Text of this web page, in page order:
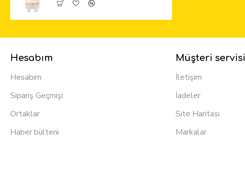
Hesabım
Hesabım
Sipariş Geçmişi
Ortaklar
Haber bülteni
Müşteri servisi
İletişim
İadeler
Site Haritası
Markalar